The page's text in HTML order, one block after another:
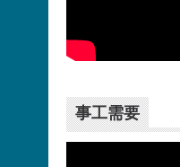
事工需要